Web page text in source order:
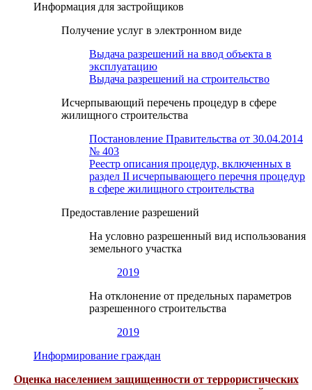
Информация для застройщиков
Получение услуг в электронном виде
Выдача разрешений на ввод объекта в
эксплуатацию
Выдача разрешений на строительство
Исчерпывающий перечень процедур в сфере
жилищного строительства
Постановление Правительства от 30.04.2014
№ 403
Реестр описания процедур, включенных в
раздел II исчерпывающего перечня процедур
в сфере жилищного строительства
Предоставление разрешений
На условно разрешенный вид использования
земельного участка
2019
На отклонение от предельных параметров
разрешенного строительства
2019
Информирование граждан
Оценка населением защищенности от террористических